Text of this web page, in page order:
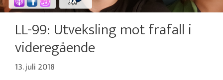
LL-99: Utveksling mot frafall i
videregående
13. juli 2018